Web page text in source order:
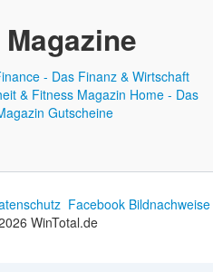
- Das Finanz & Wirtschaft
& Fitness Magazin Home - Das
Gutscheine
Facebook Bildnachweise
WinTotal.de